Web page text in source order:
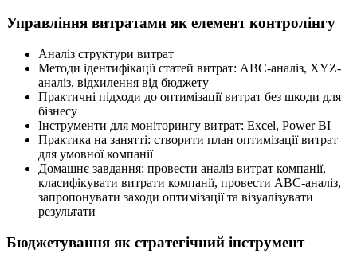
Управління витратами як елемент контролінгу
Аналіз структури витрат
Методи ідентифікації статей витрат: АВС-аналіз, XYZ-
аналіз, відхилення від бюджету
Практичні підходи до оптимізації витрат без шкоди для
бізнесу
Інструменти для моніторингу витрат: Excel, Power BI
Практика на занятті: створити план оптимізації витрат
для умовної компанії
Домашнє завдання: провести аналіз витрат компанії,
класифікувати витрати компанії, провести АВС-аналіз,
запропонувати заходи оптимізації та візуалізувати
результати
Бюджетування як стратегічний інструмент